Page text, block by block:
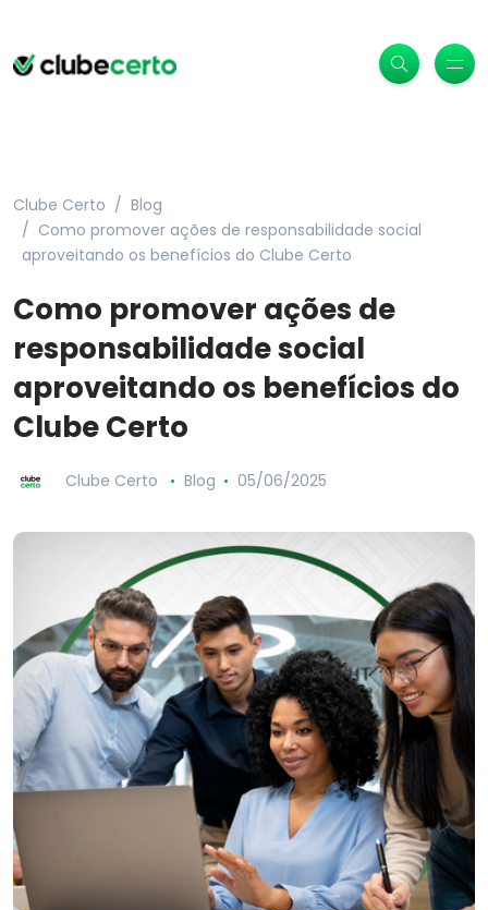
Clube Certo
Blog
Como promover ações de responsabilidade social
aproveitando os benefícios do Clube Certo
Como promover ações de
responsabilidade social
aproveitando os benefícios do
Clube Certo
Clube Certo Blog 05/06/2025